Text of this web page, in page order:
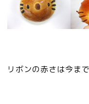
リボンの赤さは今ま